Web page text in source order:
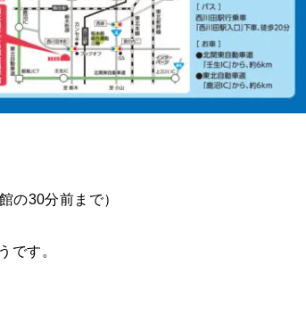
の30分前まで）
です。